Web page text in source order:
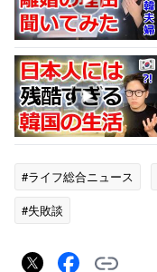
#ライフ総合ニュース
#失敗談